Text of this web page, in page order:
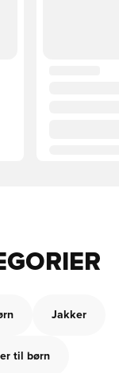
Jakker
til børn